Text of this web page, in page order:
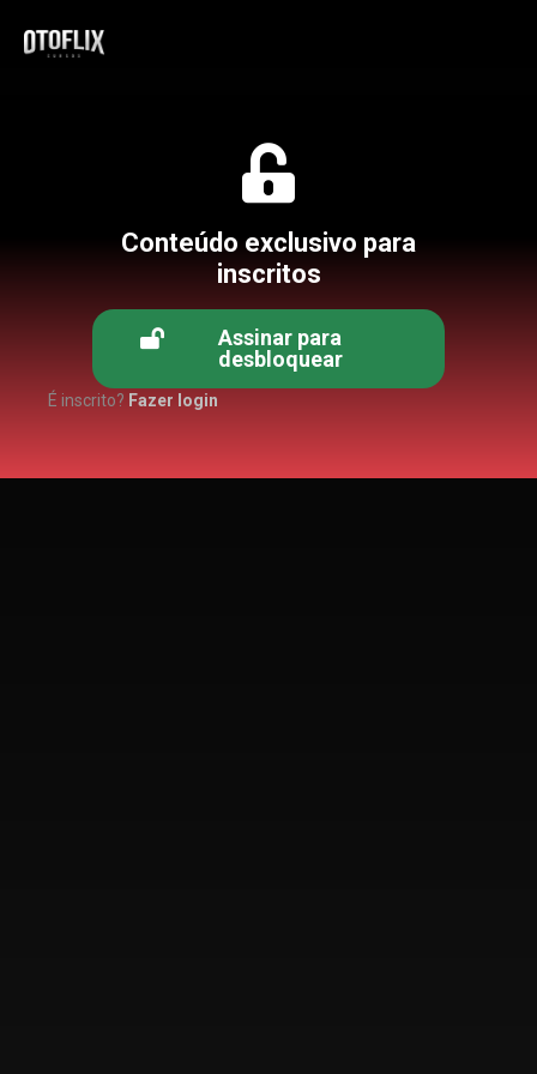
Conteúdo exclusivo para
inscritos
Assinar para
desbloquear
É inscrito? Fazer login